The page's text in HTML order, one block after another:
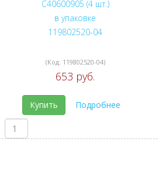
(Код: 119802520-04)
653 руб.
Купить Подробнее